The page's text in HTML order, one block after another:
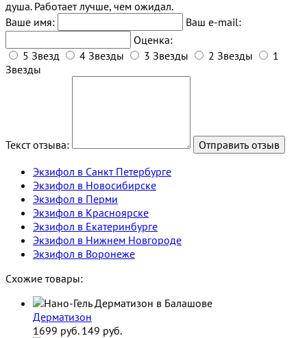
душа. Работает лучше, чем ожидал.
Ваше имя:
Ваш e-mail:
Оценка:
5 Звезд
4 Звезды 3 Звезды 2 Звезды
1
Звезды
Текст отзыва:
Экзифол в Санкт Петербурге
Экзифол в Новосибирске
Экзифол в Перми
Экзифол в Красноярске
Экзифол в Екатеринбурге
Экзифол в Нижнем Новгороде
Экзифол в Воронеже
Схожие товары:
Дерматизон
1699 руб. 149 руб.